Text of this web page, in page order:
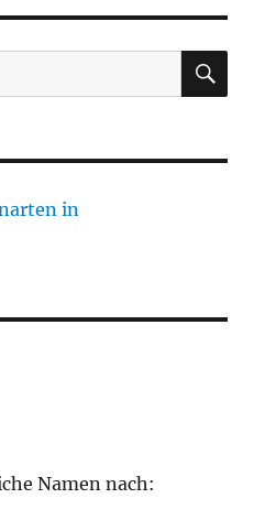
in
Namen nach: